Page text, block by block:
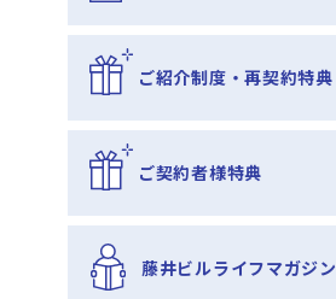
ご紹介制度・再契約特典
ご契約者様特典
藤井ビルライフマガジン